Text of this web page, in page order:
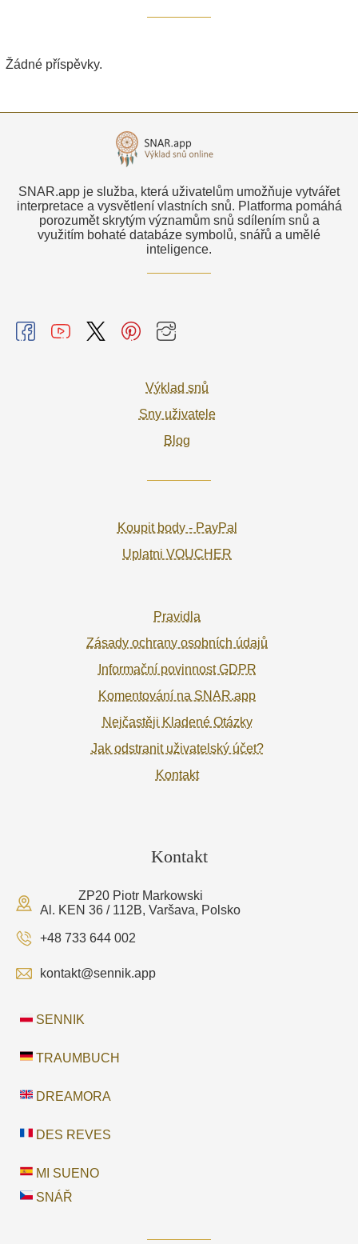
Žádné příspěvky.
SNAR.app je služba, která uživatelům umožňuje vytvářet
interpretace a vysvětlení vlastních snů. Platforma pomáhá
porozumět skrytým významům snů sdílením snů a
využitím bohaté databáze symbolů, snářů a umělé
inteligence.
Výklad snů
Sny uživatele
Blog
Koupit body - PayPal
Uplatni VOUCHER
Pravidla
Zásady ochrany osobních údajů
Informační povinnost GDPR
Komentování na SNAR.app
Nejčastěji Kladené Otázky
Jak odstranit uživatelský účet?
Kontakt
Kontakt
ZP20 Piotr Markowski
Al. KEN 36 / 112B, Varšava, Polsko
+48 733 644 002
kontakt@sennik.app
SENNIK
TRAUMBUCH
DREAMORA
DES REVES
MI SUENO
SNÁŘ